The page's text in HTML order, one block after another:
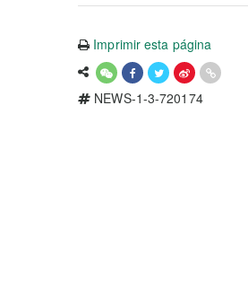
Imprimir esta página
NEWS-1-3-720174